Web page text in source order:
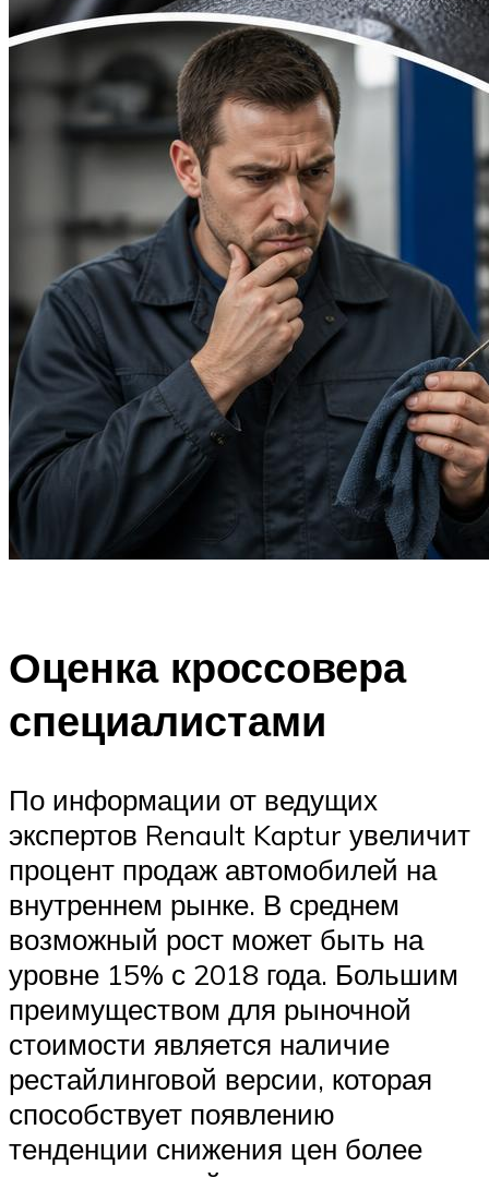
Оценка кроссовера
специалистами
По информации от ведущих
экспертов Renault Kaptur увеличит
процент продаж автомобилей на
внутреннем рынке. В среднем
возможный рост может быть на
уровне 15% с 2018 года. Большим
преимуществом для рыночной
стоимости является наличие
рестайлинговой версии, которая
способствует появлению
тенденции снижения цен более